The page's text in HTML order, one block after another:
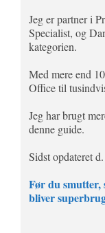
Jeg er partner i
Specialist, og
kategorien.
Med mere end
Office til
Jeg har brugt
denne guide.
Sidst opdateret
Før du smutter,
bliver